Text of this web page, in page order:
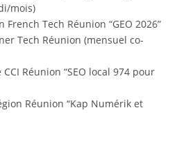
mois)
Tech Réunion “GEO 2026”
Tech Réunion (mensuel co-
Réunion “SEO local 974 pour
Réunion “Kap Numérik et